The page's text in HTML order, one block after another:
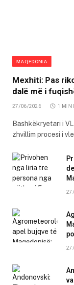
MAQEDONIA
Mexhiti: Pas
dalë më i
27/06/2026 1 MIN
Bashkëkryetari i
zhvillim procesi i